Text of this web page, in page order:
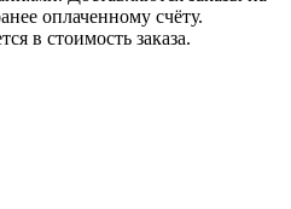
оплаченному счёту.
в стоимость заказа.